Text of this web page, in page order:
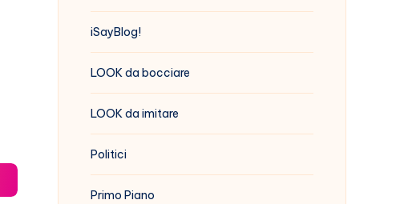
iSayBlog!
LOOK da bocciare
LOOK da imitare
Politici
Primo Piano